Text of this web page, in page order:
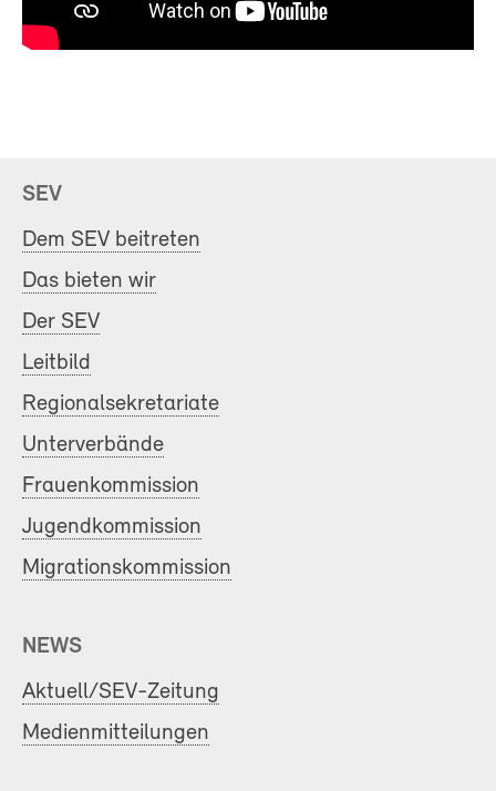
SEV
Dem SEV beitreten
Das bieten wir
Der SEV
Leitbild
Regionalsekretariate
Unterverbände
Frauenkommission
Jugendkommission
Migrationskommission
NEWS
Aktuell/SEV-Zeitung
Medienmitteilungen